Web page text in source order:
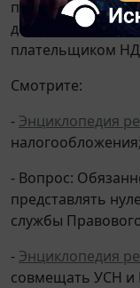
при переходе на
деятельности
плательщиком
Смотрите:
- Энциклопедия
налогообложения;
- Вопрос:
представлять
службы
- Энциклопедия
совмещать УСН и